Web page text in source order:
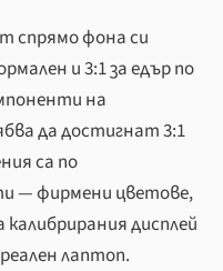
спрямо фона си
и 3:1 за едър по
на
да достигнат 3:1
са по
— фирмени цветове,
дисплей
лаптоп.